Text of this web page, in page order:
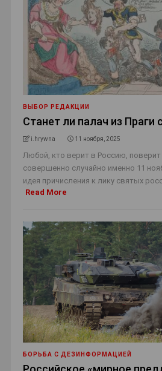
ВЫБОР РЕДАКЦИИ
Станет ли палач из Праги
i.hrywna 11 ноября, 2025
Любой, кто верит в Россию, поверит
совершенно случайно именно 11
идея причисления к лику святых
Read More
БОРЬБА С ДЕЗИНФОРМАЦИЕЙ